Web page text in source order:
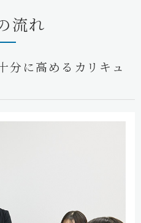
流れ
分に高めるカリキュ